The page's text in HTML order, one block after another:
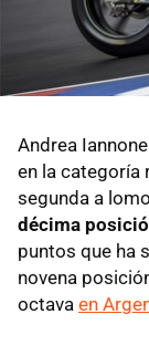
Andrea
en la categoría
segunda a
décima
puntos que ha
novena
octava en